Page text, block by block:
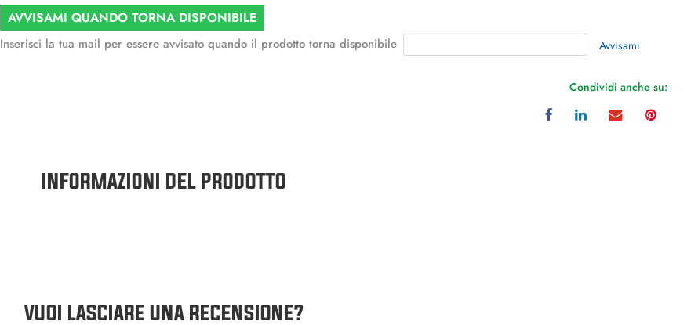
AVVISAMI QUANDO TORNA DISPONIBILE
Inserisci la tua mail per essere avvisato quando il prodotto torna disponibile Avvisami
Condividi anche su:
INFORMAZIONI DEL PRODOTTO
VUOI LASCIARE UNA RECENSIONE?